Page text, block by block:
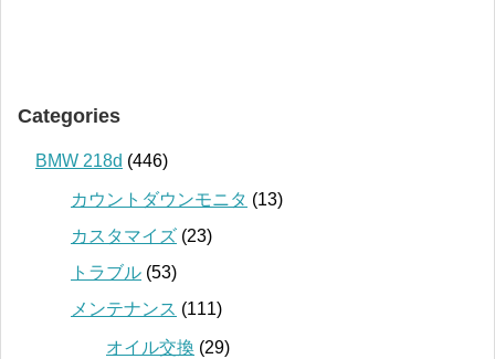
Categories
BMW 218d (446)
カウントダウンモニタ (13)
カスタマイズ (23)
トラブル (53)
メンテナンス (111)
オイル交換 (29)